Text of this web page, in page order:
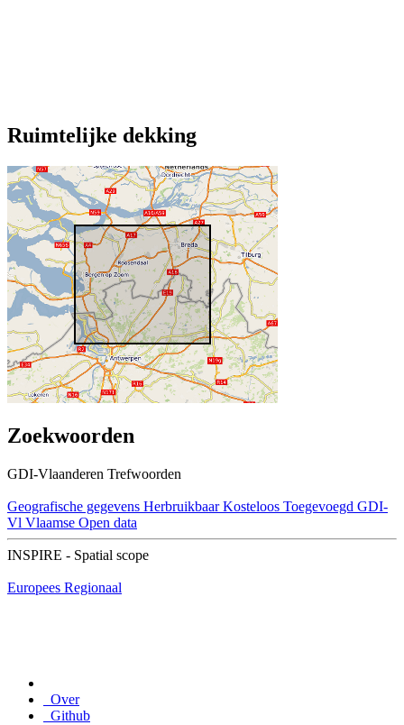
Ruimtelijke dekking
Zoekwoorden
GDI-Vlaanderen Trefwoorden
Geografische gegevens Herbruikbaar Kosteloos Toegevoegd GDI-
Vl Vlaamse Open data
INSPIRE - Spatial scope
Europees Regionaal
Over
Github